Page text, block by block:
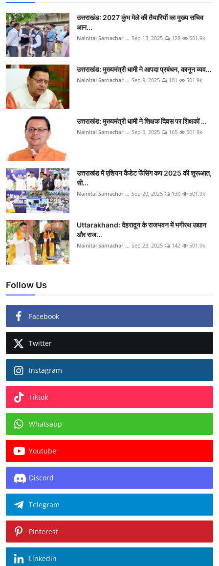
उत्तराखंड: 2027 कुंभ मेले की तैयारियों का मुख्य सचिव
आन...
Nainital Samachar ... Sep 13, 2025 128 501.9k
उत्तराखंड: मुख्यमंत्री धामी ने आपदा प्रबंधन, कानून व्यव...
Nainital Samachar ... Sep 9, 2025 101 501.9k
उत्तराखंड: मुख्यमंत्री धामी ने शिक्षक दिवस पर शिक्षकों ...
Nainital Samachar ... Sep 5, 2025 165 501.9k
उत्तराखंड में एशियन कैडेट फेंसिंग कप 2025 की शुरूआत,
सी...
Nainital Samachar ... Sep 20, 2025 130 501.9k
Uttarakhand: देहरादून के राजभवन में भगीरथ उद्यान
और राज...
Nainital Samachar ... Sep 23, 2025 142 501.9k
Follow Us
Facebook
Twitter
Instagram
Tiktok
Whatsapp
Youtube
Discord
Telegram
Pinterest
Linkedin